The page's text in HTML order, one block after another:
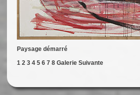
Paysage démarré
1 2 3 4 5 6 7 8 Galerie Suivante